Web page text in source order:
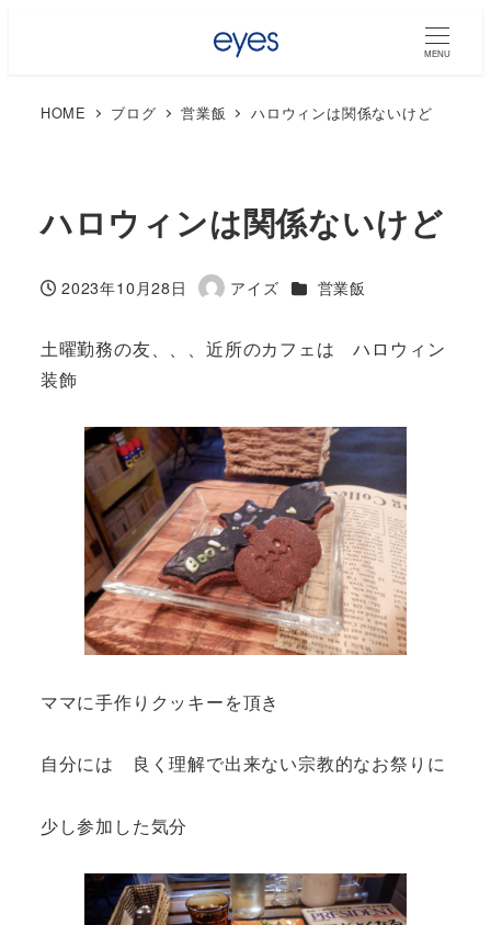
MENU
HOME ブログ 営業飯 ハロウィンは関係ないけど
ハロウィンは関係ないけど
投稿日
2023年10月28日
著
アイズ カテゴリー
営業飯
土曜勤務の友、、、近所のカフェは ハロウィン
装飾
ママに手作りクッキーを頂き
自分には 良く理解で出来ない宗教的なお祭りに
少し参加した気分